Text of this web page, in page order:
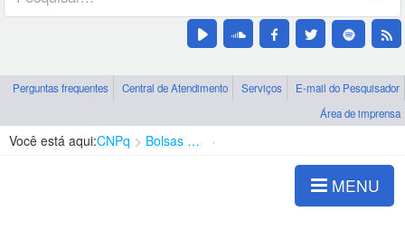
Perguntas frequentes Central de Atendimento Serviços
E-mail do Pesquisador
Área de imprensa
Você está aqui:CNPq Bolsas e Auxílios Vigentes
MENU